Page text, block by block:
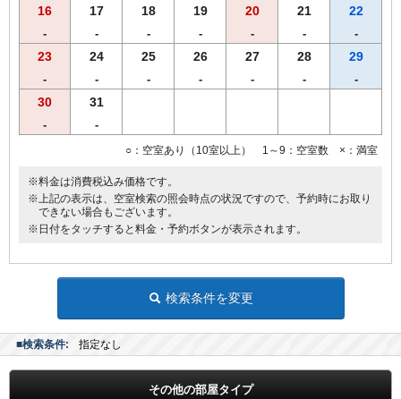
16
-
17
-
18
-
19
-
20
-
21
-
22
-
23
-
24
-
25
-
26
-
27
-
28
-
29
-
30
-
31
-
○：空室あり（10室以上） 1～9：空室数 ×：満室
※料金は消費税込み価格です。
※上記の表示は、空室検索の照会時点の状況ですので、予約時にお取り
できない場合もございます。
※日付をタッチすると料金・予約ボタンが表示されます。
検索条件を変更
■検索条件: 指定なし
その他の部屋タイプ